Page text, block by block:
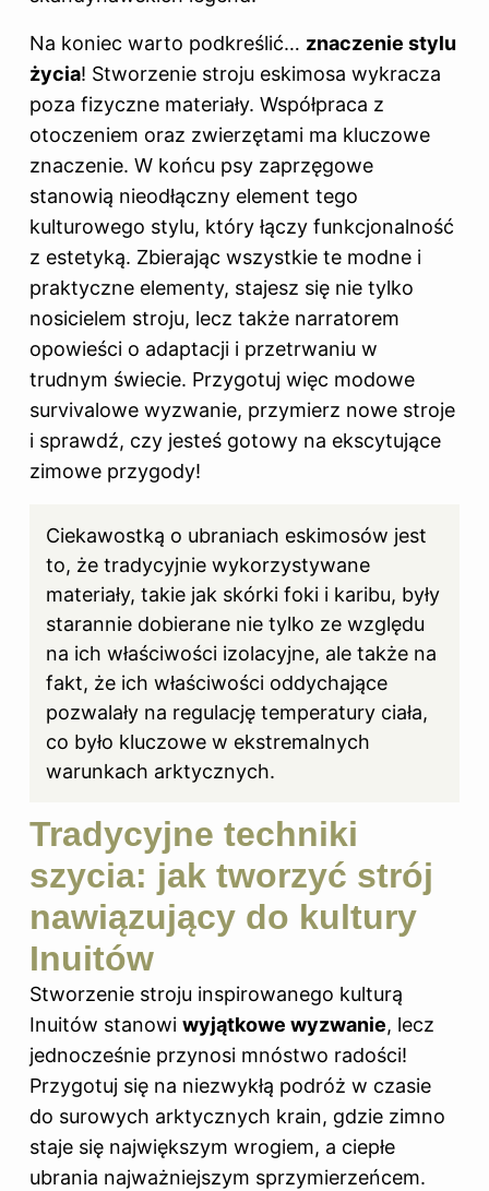
Na koniec warto podkreślić… znaczenie stylu
życia! Stworzenie stroju eskimosa wykracza
poza fizyczne materiały. Współpraca z
otoczeniem oraz zwierzętami ma kluczowe
znaczenie. W końcu psy zaprzęgowe
stanowią nieodłączny element tego
kulturowego stylu, który łączy funkcjonalność
z estetyką. Zbierając wszystkie te modne i
praktyczne elementy, stajesz się nie tylko
nosicielem stroju, lecz także narratorem
opowieści o adaptacji i przetrwaniu w
trudnym świecie. Przygotuj więc modowe
survivalowe wyzwanie, przymierz nowe stroje
i sprawdź, czy jesteś gotowy na ekscytujące
zimowe przygody!
Ciekawostką o ubraniach eskimosów jest
to, że tradycyjnie wykorzystywane
materiały, takie jak skórki foki i karibu, były
starannie dobierane nie tylko ze względu
na ich właściwości izolacyjne, ale także na
fakt, że ich właściwości oddychające
pozwalały na regulację temperatury ciała,
co było kluczowe w ekstremalnych
warunkach arktycznych.
Tradycyjne techniki
szycia: jak tworzyć strój
nawiązujący do kultury
Inuitów
Stworzenie stroju inspirowanego kulturą
Inuitów stanowi wyjątkowe wyzwanie, lecz
jednocześnie przynosi mnóstwo radości!
Przygotuj się na niezwykłą podróż w czasie
do surowych arktycznych krain, gdzie zimno
staje się największym wrogiem, a ciepłe
ubrania najważniejszym sprzymierzeńcem.